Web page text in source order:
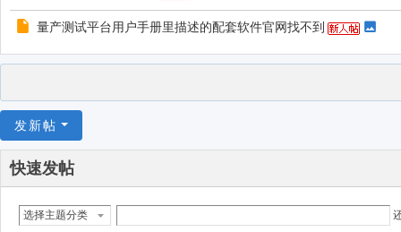
量产测试平台用户手册里描述的配套软件官网找不到
发新帖
快速发帖
选择主题分类